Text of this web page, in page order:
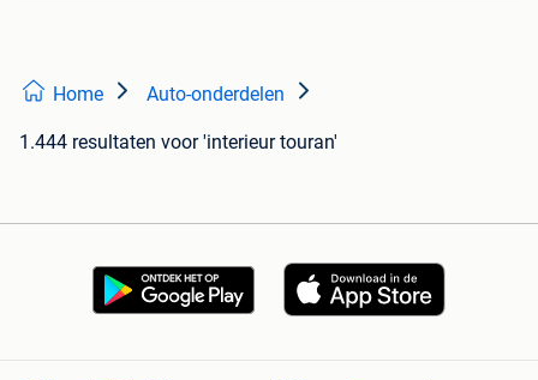
Home Auto-onderdelen
1.444 resultaten voor 'interieur touran'